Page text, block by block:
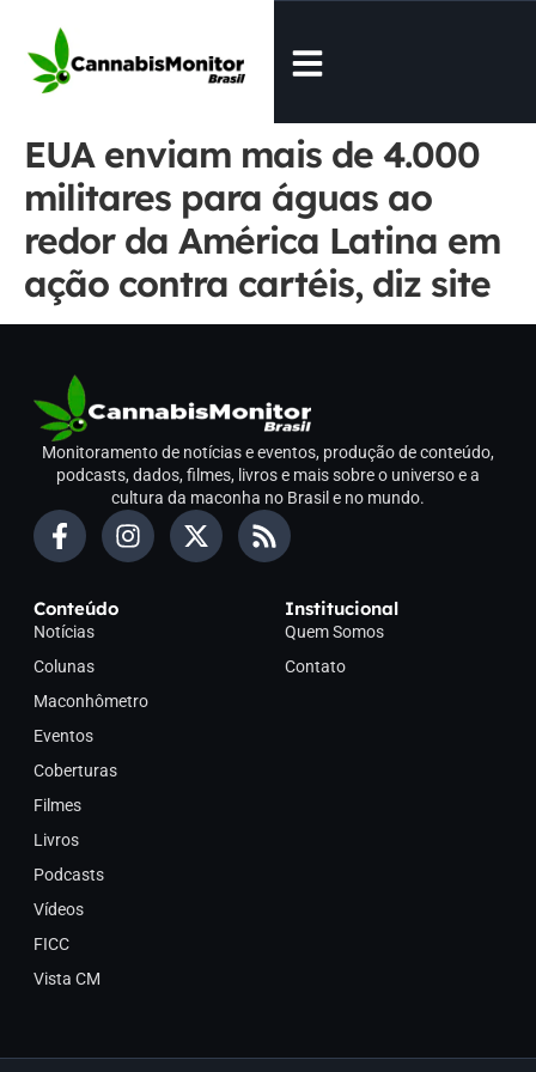
EUA enviam mais de 4.000
militares para águas ao
redor da América Latina em
ação contra cartéis, diz site
Monitoramento de notícias e eventos, produção de conteúdo,
podcasts, dados, filmes, livros e mais sobre o universo e a
cultura da maconha no Brasil e no mundo.
Conteúdo
Notícias
Colunas
Maconhômetro
Eventos
Coberturas
Filmes
Livros
Podcasts
Vídeos
FICC
Vista CM
Institucional
Quem Somos
Contato